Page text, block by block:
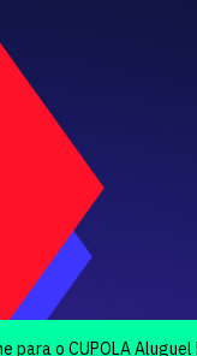
Aluguel Day